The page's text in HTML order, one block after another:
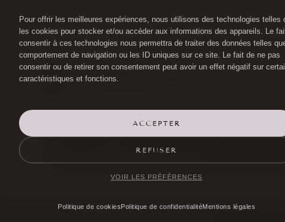
Pour offrir les meilleures expériences, nous utilisons des technologies telles
les cookies pour stocker et/ou accéder aux informations des appareils. Le fait
consentir à ces technologies nous permettra de traiter des données telles
comportement de navigation ou les ID uniques sur ce site. Le fait de ne pas
consentir ou de retirer son consentement peut avoir un effet négatif sur
caractéristiques et fonctions.
ACCEPTER
REFUSER
VOIR LES PRÉFÉRENCES
Politique de cookiesPolitique de confidentialitéMentions légales
DR HAYOT CHIRURGIE DU REGARD LIPOFILLING
POLITIQUE DE
©Docteur